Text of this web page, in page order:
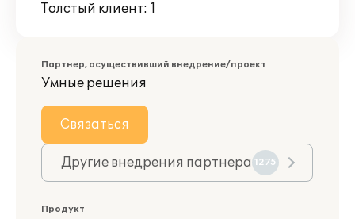
Толстый клиент: 1
Партнер, осуществивший внедрение/проект
Умные решения
Связаться
Другие внедрения партнера 1275
Продукт